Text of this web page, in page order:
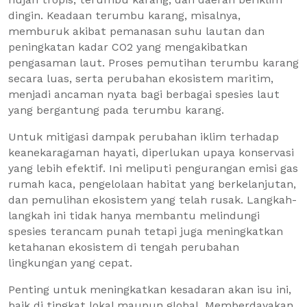
dingin. Keadaan terumbu karang, misalnya,
memburuk akibat pemanasan suhu lautan dan
peningkatan kadar CO2 yang mengakibatkan
pengasaman laut. Proses pemutihan terumbu karang
secara luas, serta perubahan ekosistem maritim,
menjadi ancaman nyata bagi berbagai spesies laut
yang bergantung pada terumbu karang.
Untuk mitigasi dampak perubahan iklim terhadap
keanekaragaman hayati, diperlukan upaya konservasi
yang lebih efektif. Ini meliputi pengurangan emisi gas
rumah kaca, pengelolaan habitat yang berkelanjutan,
dan pemulihan ekosistem yang telah rusak. Langkah-
langkah ini tidak hanya membantu melindungi
spesies terancam punah tetapi juga meningkatkan
ketahanan ekosistem di tengah perubahan
lingkungan yang cepat.
Penting untuk meningkatkan kesadaran akan isu ini,